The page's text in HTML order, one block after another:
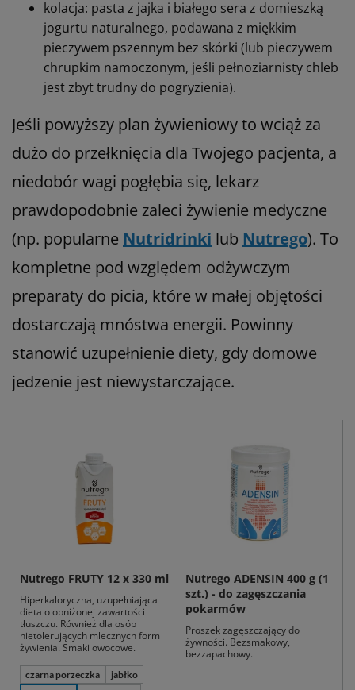
kolacja: pasta z jajka i białego sera z domieszką
jogurtu naturalnego, podawana z miękkim
pieczywem pszennym bez skórki (lub pieczywem
chrupkim namoczonym, jeśli pełnoziarnisty chleb
jest zbyt trudny do pogryzienia).
Jeśli powyższy plan żywieniowy to wciąż za
dużo do przełknięcia dla Twojego pacjenta, a
niedobór wagi pogłębia się, lekarz
prawdopodobnie zaleci żywienie medyczne
(np. popularne Nutridrinki lub Nutrego). To
kompletne pod względem odżywczym
preparaty do picia, które w małej objętości
dostarczają mnóstwa energii. Powinny
stanowić uzupełnienie diety, gdy domowe
jedzenie jest niewystarczające.
Nutrego FRUTY 12 x 330 ml
Hiperkaloryczna, uzupełniająca
dieta o obniżonej zawartości
tłuszczu. Również dla osób
nietolerujących mlecznych form
żywienia. Smaki owocowe.
czarna porzeczka
jabłko
Nutrego ADENSIN 400 g (1
szt.) - do zagęszczania
pokarmów
Proszek zagęszczający do
żywności. Bezsmakowy,
bezzapachowy.